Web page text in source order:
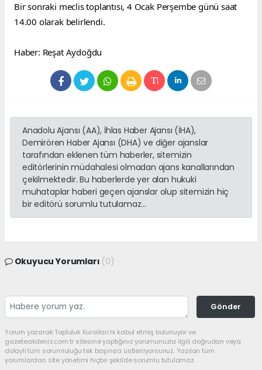
Bir sonraki meclis toplantısı, 4 Ocak Perşembe günü saat
14.00 olarak belirlendi.
Haber: Reşat Aydoğdu
Anadolu Ajansı (AA), İhlas Haber Ajansı (İHA),
Demirören Haber Ajansı (DHA) ve diğer ajanslar
tarafından eklenen tüm haberler, sitemizin
editörlerinin müdahalesi olmadan ajans kanallarından
çekilmektedir. Bu haberlerde yer alan hukuki
muhataplar haberi geçen ajanslar olup sitemizin hiç
bir editörü sorumlu tutulamaz...
Okuyucu Yorumları (0)
Gönder
Yorum yazarak Topluluk Kuralları’nı kabul etmiş bulunuyor ve
gazeteakdeniz.com.tr sitesine yaptığınız yorumunuzla ilgili doğrudan veya
dolaylı tüm sorumluluğu tek başınıza üstleniyorsunuz. Yazılan tüm
yorumlardan site yönetimi hiçbir şekilde sorumlu tutulamaz.